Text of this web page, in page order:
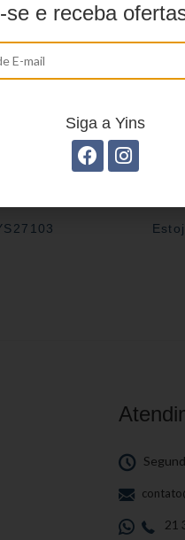
21
se e receba
Siga a Yins